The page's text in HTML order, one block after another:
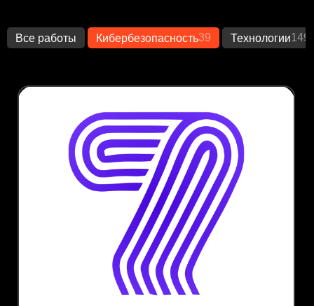
Все работы Кибербезопасность39 Технологии